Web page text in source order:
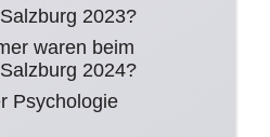
2023?
waren beim
2024?
Psychologie